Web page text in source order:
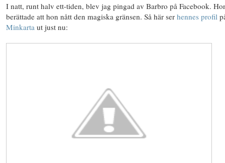
I natt, runt halv ett-tiden, blev jag pingad av Barbro på Facebook.
berättade att hon nått den magiska gränsen. Så här ser hennes profil
Minkarta ut just nu: